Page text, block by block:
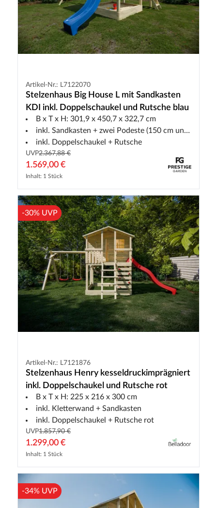
Artikel-Nr.: L7122070
Stelzenhaus Big House L mit Sandkasten
KDI inkl. Doppelschaukel und Rutsche blau
B x T x H: 301,9 x 450,7 x 322,7 cm
inkl. Sandkasten + zwei Podeste (150 cm und 90 cm)
inkl. Doppelschaukel + Rutsche
UVP2.367,88 €
1.569,00 €
Inhalt: 1 Stück
-30% UVP
Artikel-Nr.: L7121876
Stelzenhaus Henry kesseldruckimprägniert
inkl. Doppelschaukel und Rutsche rot
B x T x H: 225 x 216 x 300 cm
inkl. Kletterwand + Sandkasten
inkl. Doppelschaukel + Rutsche rot
UVP1.857,90 €
1.299,00 €
Inhalt: 1 Stück
-34% UVP